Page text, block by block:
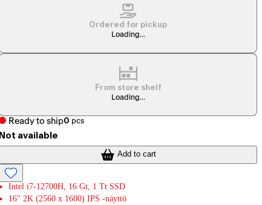
Ordered for pickup
Loading...
From store shelf
Loading...
Ready to ship0 pcs
Not available
Add to cart
Intel i7-12700H, 16 Gt, 1 Tt SSD
16" 2K (2560 x 1600) IPS -näyttö